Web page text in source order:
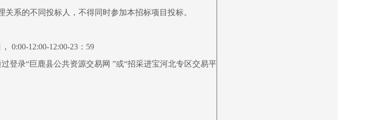
系的不同投标人，不得同时参加本招标项目投标。
0:00-12:00-12:00-23：59
登录“巨鹿县公共资源交易网 ”或“招采进宝河北专区交易平